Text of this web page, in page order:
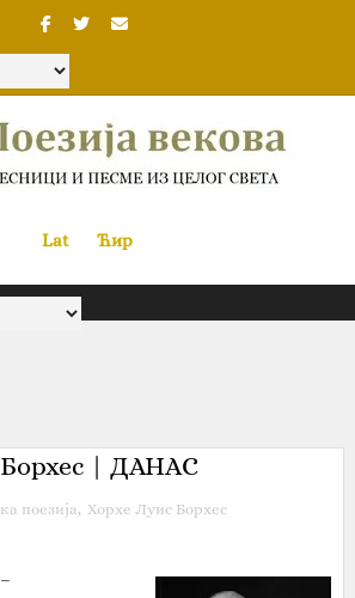
Lat« Ћир
| ДАНАС
поезија, Хорхе Луис Борхес